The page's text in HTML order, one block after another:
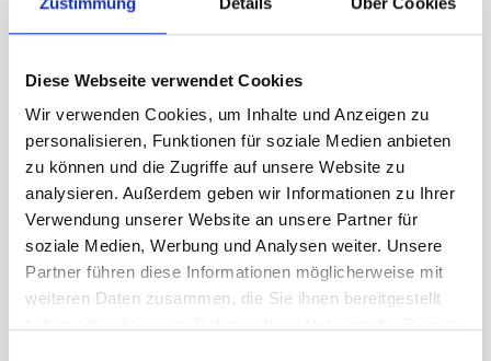
Diese Webseite verwendet Cookies
Wir verwenden Cookies, um Inhalte und Anzeigen zu
personalisieren, Funktionen für soziale Medien anbieten
zu können und die Zugriffe auf unsere Website zu
analysieren. Außerdem geben wir Informationen zu Ihrer
Verwendung unserer Website an unsere Partner für
soziale Medien, Werbung und Analysen weiter. Unsere
Partner führen diese Informationen möglicherweise mit
weiteren Daten zusammen, die Sie ihnen bereitgestellt
geflammtem Rand
Die geflammte Kantonsflagge zeichnet
flammenförmig geschnittenen Rand
wird häufig verwendet für:
Kantonsgebäude und öffentliche
Institutionen
Hotels und Tourismusbetriebe
Restaurants und traditionelle
Gasthäuser
Vereinslokale
Veranstaltungen und regionale Feste